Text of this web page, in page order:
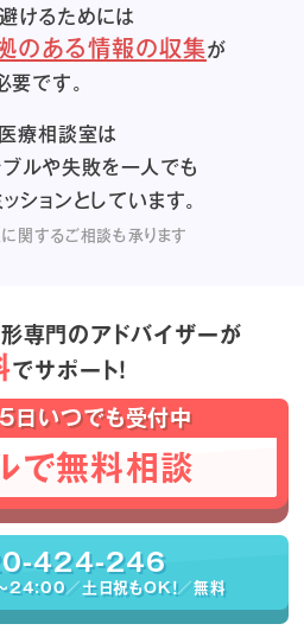
けるためには
のある情報の収集が
要です。
療相談室は
ブルや失敗を一人でも
ションとしています。
関するご相談も承ります
専門のアドバイザーが
でサポート！
いつでも受付中
で無料相談
424-246
24:00／土日祝もOK！／無料